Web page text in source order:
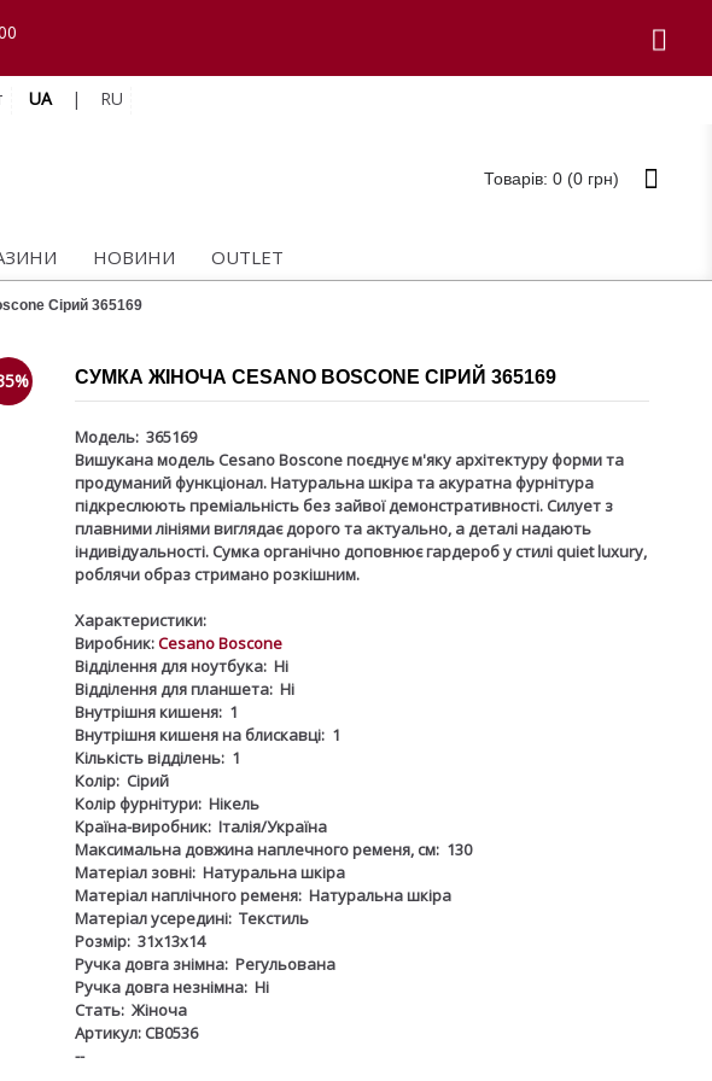
UA | RU
Товарів: 0 (0 грн)
НОВИНИ OUTLET
Сірий 365169
СУМКА ЖІНОЧА CESANO BOSCONE СІРИЙ 365169
Модель: 365169
Вишукана модель Cesano Boscone поєднує м'яку архітектуру форми та
продуманий функціонал. Натуральна шкіра та акуратна фурнітура
підкреслюють преміальність без зайвої демонстративності. Силует з
плавними лініями виглядає дорого та актуально, а деталі надають
індивідуальності. Сумка органічно доповнює гардероб у стилі quiet luxury,
роблячи образ стримано розкішним.
Характеристики:
Виробник:Cesano Boscone
Відділення для ноутбука: Ні
Відділення для планшета: Ні
Внутрішня кишеня: 1
Внутрішня кишеня на блискавці: 1
Кількість відділень: 1
Колір: Сірий
Колір фурнітури: Нікель
Країна-виробник: Італія/Україна
Максимальна довжина наплечного ременя, см: 130
Матеріал зовні: Натуральна шкіра
Матеріал наплічного ременя: Натуральна шкіра
Матеріал усередині: Текстиль
Розмір: 31х13х14
Ручка довга знімна: Регульована
Ручка довга незнімна: Ні
Стать: Жіноча
Артикул: СВ0536
--